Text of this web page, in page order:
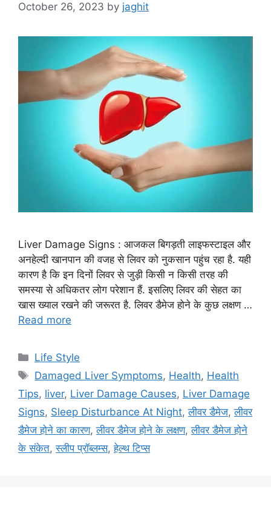
October 26, 2023 by jaghit
Liver Damage Signs : आजकल बिगड़ती लाइफस्टाइल और
अनहेल्दी खानपान की वजह से लिवर को नुकसान पहुंच रहा है. यही
कारण है कि इन दिनों लिवर से जुड़ी किसी न किसी तरह की
समस्या से अधिकतर लोग परेशान हैं. इसलिए लिवर की सेहत का
खास ख्याल रखने की जरूरत है. लिवर डैमेज होने के कुछ लक्षण …
Read more
C
a
e
g
o
r
Life Style
T
a
s
Damaged Liver Symptoms, Health, Health
Tips, liver, Liver Damage Causes, Liver Damage
Signs, Sleep Disturbance At Night,लीवर डैमेज,लीवर
डैमेज होने का कारण,लीवर डैमेज होने के लक्षण,लीवर डैमेज होने
के संकेत,स्लीप प्रॉब्लम्स,हेल्थ टिप्स